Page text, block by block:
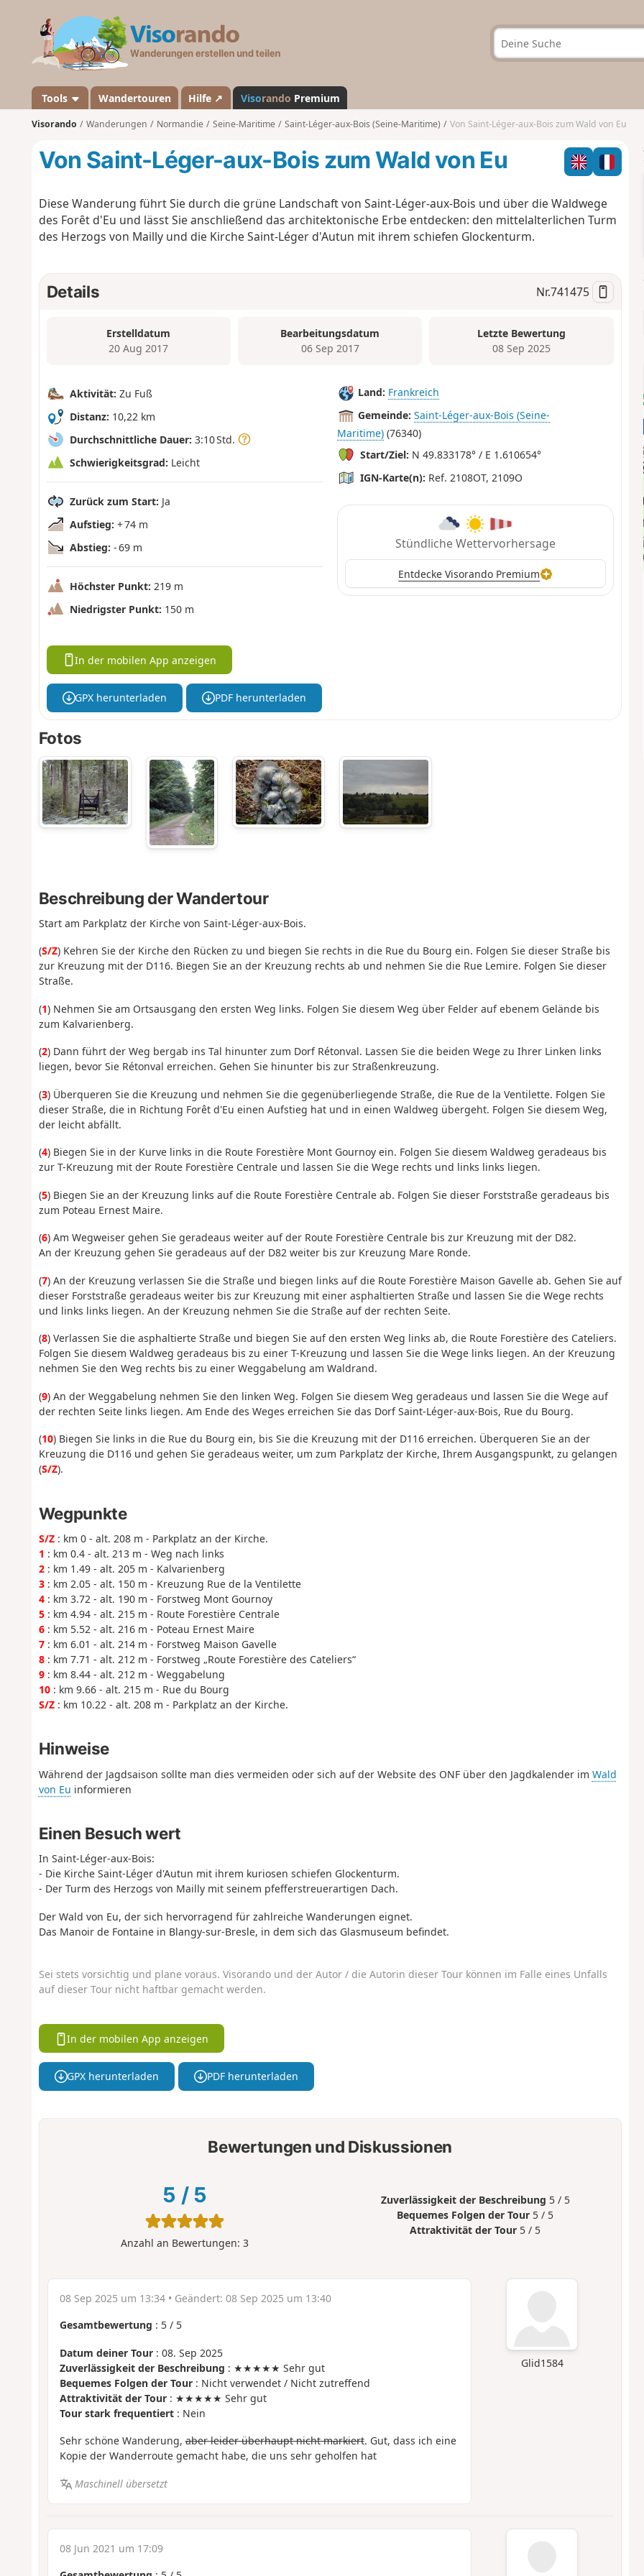
a
n
d
Tools Wandertouren Hilfe ↗ Visorando Premium
Visorando Wanderungen Normandie Seine-Maritime Saint-Léger-aux-Bois (Seine-Maritime) Von Saint-Léger-aux-Bois zum Wald von Eu
Von Saint-Léger-aux-Bois zum Wald von Eu
Diese Wanderung führt Sie durch die grüne Landschaft von Saint-Léger-aux-Bois und über die Waldwege
des Forêt d'Eu und lässt Sie anschließend das architektonische Erbe entdecken: den mittelalterlichen Turm
des Herzogs von Mailly und die Kirche Saint-Léger d'Autun mit ihrem schiefen Glockenturm.
Details Nr.741475
Erstelldatum
20 Aug 2017
Bearbeitungsdatum
06 Sep 2017
Letzte Bewertung
08 Sep 2025
Aktivität: Zu Fuß
Distanz: 10,22 km
Durchschnittliche Dauer: 3:10 Std.
Schwierigkeitsgrad: Leicht
Zurück zum Start: Ja
Aufstieg: + 74 m
Abstieg: - 69 m
Höchster Punkt: 219 m
Niedrigster Punkt: 150 m
Land: Frankreich
Gemeinde: Saint-Léger-aux-Bois (Seine-
Maritime) (76340)
Start/Ziel: N 49.833178° / E 1.610654°
IGN-Karte(n): Ref. 2108OT, 2109O
Stündliche Wettervorhersage
Entdecke Visorando Premium
In der mobilen App anzeigen
GPX herunterladen PDF herunterladen
Fotos
Beschreibung der Wandertour
Start am Parkplatz der Kirche von Saint-Léger-aux-Bois.
(S/Z) Kehren Sie der Kirche den Rücken zu und biegen Sie rechts in die Rue du Bourg ein. Folgen Sie dieser Straße bis
zur Kreuzung mit der D116. Biegen Sie an der Kreuzung rechts ab und nehmen Sie die Rue Lemire. Folgen Sie dieser
Straße.
(1) Nehmen Sie am Ortsausgang den ersten Weg links. Folgen Sie diesem Weg über Felder auf ebenem Gelände bis
zum Kalvarienberg.
(2) Dann führt der Weg bergab ins Tal hinunter zum Dorf Rétonval. Lassen Sie die beiden Wege zu Ihrer Linken links
liegen, bevor Sie Rétonval erreichen. Gehen Sie hinunter bis zur Straßenkreuzung.
(3) Überqueren Sie die Kreuzung und nehmen Sie die gegenüberliegende Straße, die Rue de la Ventilette. Folgen Sie
dieser Straße, die in Richtung Forêt d'Eu einen Aufstieg hat und in einen Waldweg übergeht. Folgen Sie diesem Weg,
der leicht abfällt.
(4) Biegen Sie in der Kurve links in die Route Forestière Mont Gournoy ein. Folgen Sie diesem Waldweg geradeaus bis
zur T-Kreuzung mit der Route Forestière Centrale und lassen Sie die Wege rechts und links links liegen.
(5) Biegen Sie an der Kreuzung links auf die Route Forestière Centrale ab. Folgen Sie dieser Forststraße geradeaus bis
zum Poteau Ernest Maire.
(6) Am Wegweiser gehen Sie geradeaus weiter auf der Route Forestière Centrale bis zur Kreuzung mit der D82.
An der Kreuzung gehen Sie geradeaus auf der D82 weiter bis zur Kreuzung Mare Ronde.
(7) An der Kreuzung verlassen Sie die Straße und biegen links auf die Route Forestière Maison Gavelle ab. Gehen Sie auf
dieser Forststraße geradeaus weiter bis zur Kreuzung mit einer asphaltierten Straße und lassen Sie die Wege rechts
und links links liegen. An der Kreuzung nehmen Sie die Straße auf der rechten Seite.
(8) Verlassen Sie die asphaltierte Straße und biegen Sie auf den ersten Weg links ab, die Route Forestière des Cateliers.
Folgen Sie diesem Waldweg geradeaus bis zu einer T-Kreuzung und lassen Sie die Wege links liegen. An der Kreuzung
nehmen Sie den Weg rechts bis zu einer Weggabelung am Waldrand.
(9) An der Weggabelung nehmen Sie den linken Weg. Folgen Sie diesem Weg geradeaus und lassen Sie die Wege auf
der rechten Seite links liegen. Am Ende des Weges erreichen Sie das Dorf Saint-Léger-aux-Bois, Rue du Bourg.
(10) Biegen Sie links in die Rue du Bourg ein, bis Sie die Kreuzung mit der D116 erreichen. Überqueren Sie an der
Kreuzung die D116 und gehen Sie geradeaus weiter, um zum Parkplatz der Kirche, Ihrem Ausgangspunkt, zu gelangen
(S/Z).
Wegpunkte
S/Z: km 0 - alt. 208 m - Parkplatz an der Kirche.
1 : km 0.4 - alt. 213 m - Weg nach links
2: km 1.49 - alt. 205 m - Kalvarienberg
3: km 2.05 - alt. 150 m - Kreuzung Rue de la Ventilette
4: km 3.72 - alt. 190 m - Forstweg Mont Gournoy
5: km 4.94 - alt. 215 m - Route Forestière Centrale
6: km 5.52 - alt. 216 m - Poteau Ernest Maire
7: km 6.01 - alt. 214 m - Forstweg Maison Gavelle
8: km 7.71 - alt. 212 m - Forstweg „Route Forestière des Cateliers“
9: km 8.44 - alt. 212 m - Weggabelung
10: km 9.66 - alt. 215 m - Rue du Bourg
S/Z: km 10.22 - alt. 208 m - Parkplatz an der Kirche.
Hinweise
Während der Jagdsaison sollte man dies vermeiden oder sich auf der Website des ONF über den Jagdkalender im Wald
von Eu informieren
Einen Besuch wert
In Saint-Léger-aux-Bois:
- Die Kirche Saint-Léger d'Autun mit ihrem kuriosen schiefen Glockenturm.
- Der Turm des Herzogs von Mailly mit seinem pfefferstreuerartigen Dach.
Der Wald von Eu, der sich hervorragend für zahlreiche Wanderungen eignet.
Das Manoir de Fontaine in Blangy-sur-Bresle, in dem sich das Glasmuseum befindet.
Sei stets vorsichtig und plane voraus. Visorando und der Autor / die Autorin dieser Tour können im Falle eines Unfalls
auf dieser Tour nicht haftbar gemacht werden.
In der mobilen App anzeigen
GPX herunterladen PDF herunterladen
Bewertungen und Diskussionen
5 / 5
Anzahl an Bewertungen: 3
Zuverlässigkeit der Beschreibung 5 / 5
Bequemes Folgen der Tour 5 / 5
Attraktivität der Tour 5 / 5
Glid1584
08 Sep 2025 um 13:34• Geändert: 08 Sep 2025 um 13:40
Gesamtbewertung : 5/ 5
Datum deiner Tour: 08. Sep 2025
Zuverlässigkeit der Beschreibung : ★★★★★ Sehr gut
Bequemes Folgen der Tour: Nicht verwendet / Nicht zutreffend
Attraktivität der Tour: ★★★★★ Sehr gut
Tour stark frequentiert: Nein
Sehr schöne Wanderung,aber leider überhaupt nicht markiert. Gut, dass ich eine
Kopie der Wanderroute gemacht habe, die uns sehr geholfen hat
Maschinell übersetzt
08 Jun 2021 um 17:09